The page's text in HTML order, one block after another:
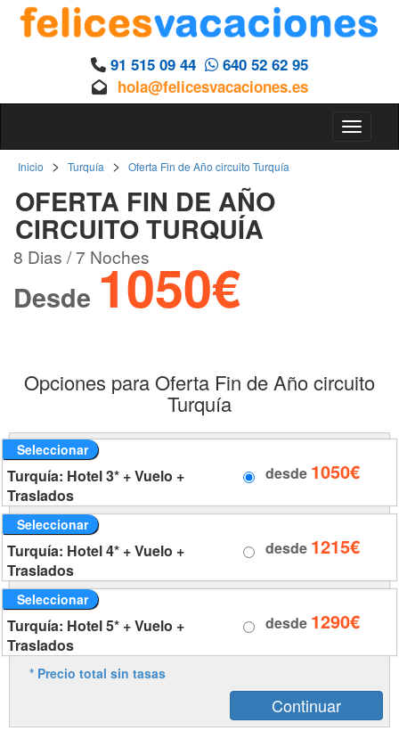
91 515 09 44
640 52 62 95
hola@felicesvacaciones.es
Inicio > Turquía > Oferta Fin de Año circuito Turquía
OFERTA FIN DE AÑO
CIRCUITO TURQUÍA
8 Dias / 7 Noches
Desde 1050€
Opciones para Oferta Fin de Año circuito
Turquía
Seleccionar
Turquía: Hotel 3* + Vuelo +
Traslados
desde 1050€
Seleccionar
Turquía: Hotel 4* + Vuelo +
Traslados
desde 1215€
Seleccionar
Turquía: Hotel 5* + Vuelo +
Traslados
desde 1290€
* Precio total sin tasas